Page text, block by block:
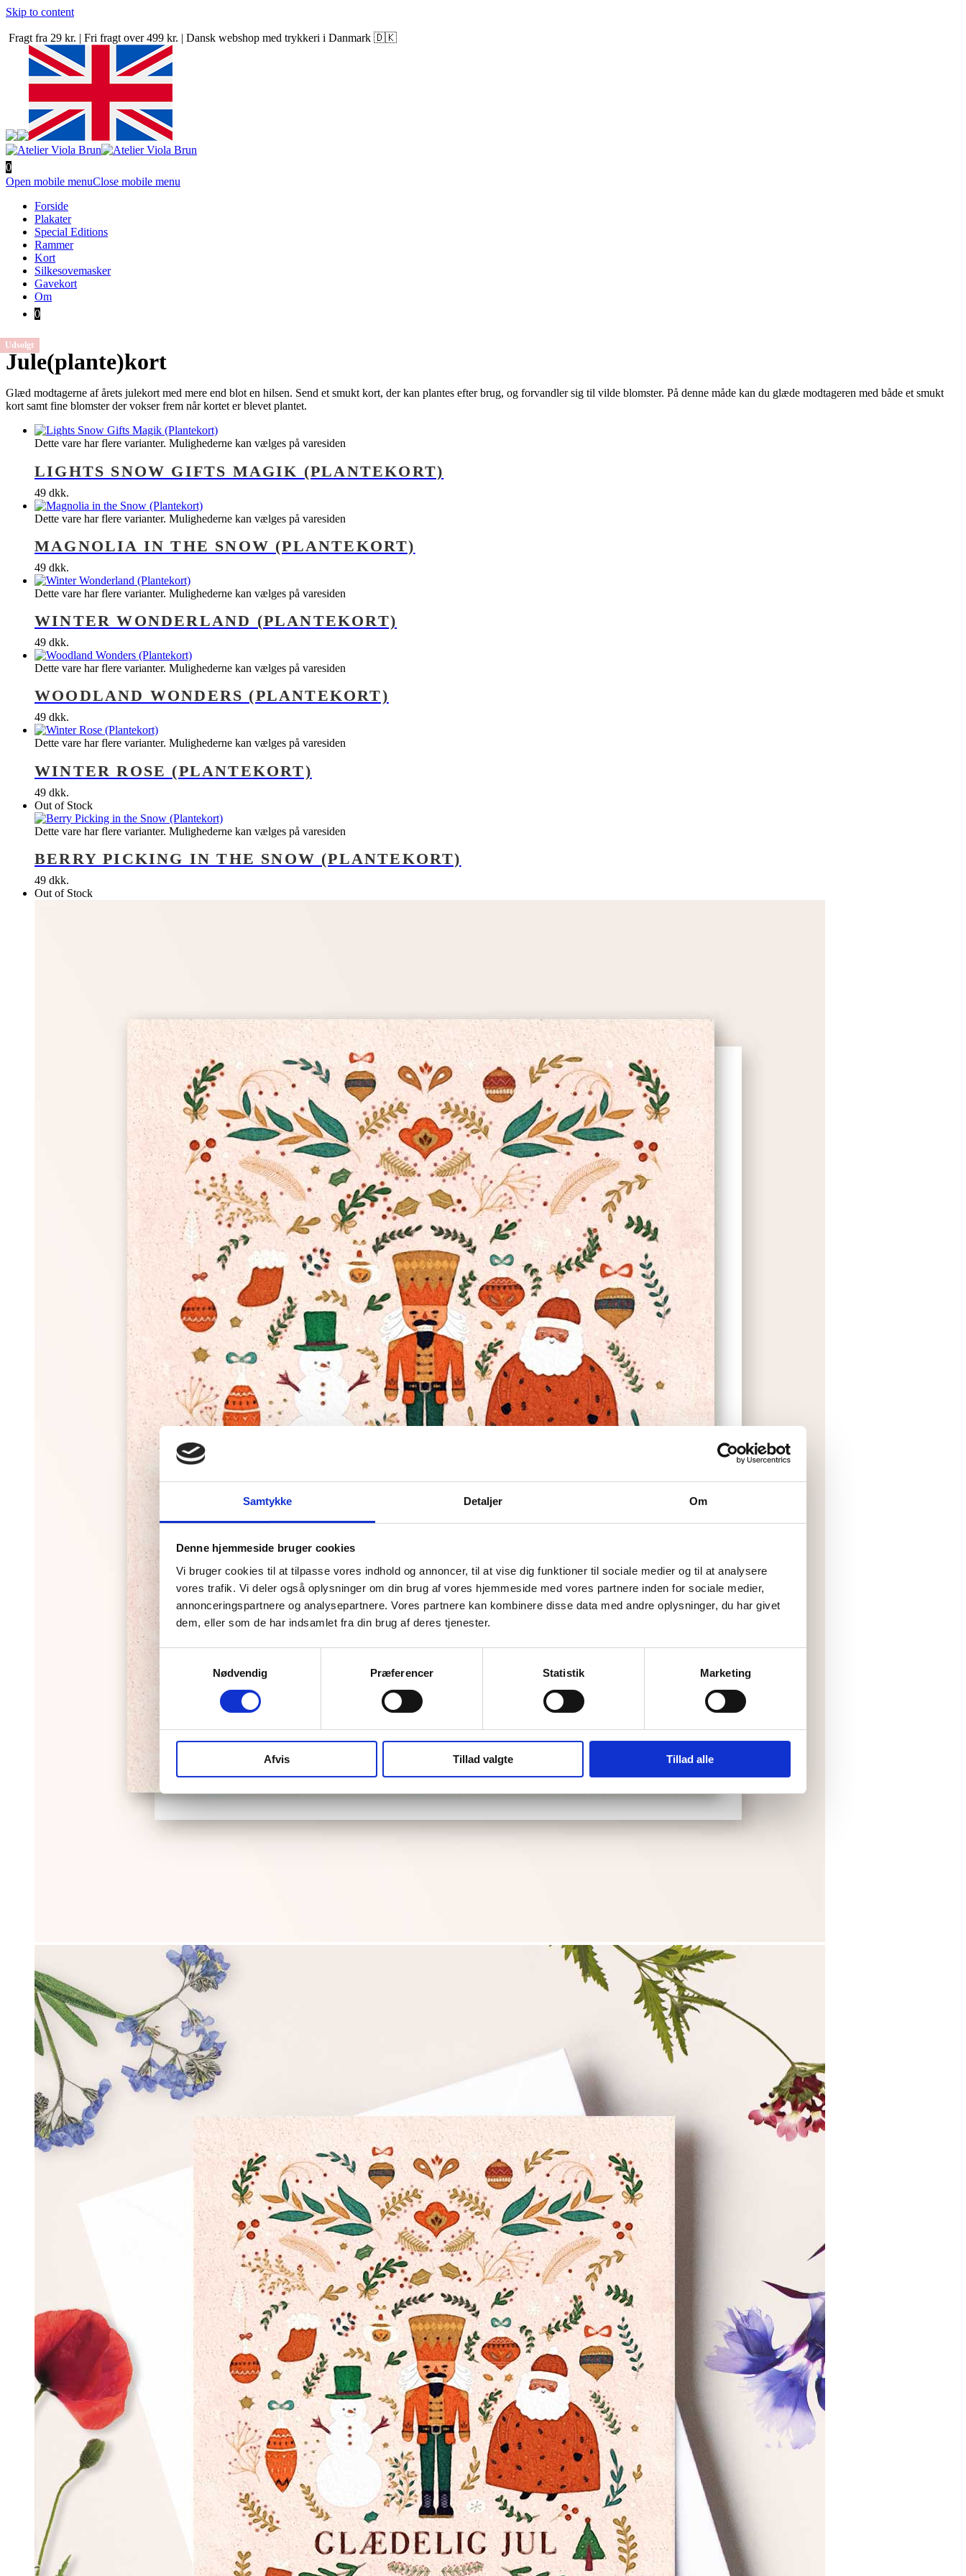
Samtykke Detaljer Om
Denne hjemmeside bruger cookies
Vi bruger cookies til at tilpasse vores indhold og annoncer, til at vise dig funktioner til sociale medier og til at analysere
vores trafik. Vi deler også oplysninger om din brug af vores hjemmeside med vores partnere inden for sociale medier,
annonceringspartnere og analysepartnere. Vores partnere kan kombinere disse data med andre oplysninger, du har givet
dem, eller som de har indsamlet fra din brug af deres tjenester.
Nødvendig
Præferencer Statistik Marketing
Afvis Tillad valgte Tillad alle
Skip to content
Fragt fra 29 kr. | Fri fragt over 499 kr. | Dansk webshop med trykkeri i Danmark 🇩🇰
0
Open mobile menuClose mobile menu
Forside
Plakater
Special Editions
Rammer
Kort
Silkesovemasker
Gavekort
Om
0
Jule(plante)kort
Glæd modtagerne af årets julekort med mere end blot en hilsen. Send et smukt kort, der kan plantes efter brug, og forvandler sig til vilde blomster. På denne måde kan du glæde modtageren med både et smukt
kort samt fine blomster der vokser frem når kortet er blevet plantet.
Dette vare har flere varianter. Mulighederne kan vælges på varesiden
LIGHTS SNOW GIFTS MAGIK (PLANTEKORT)
49 dkk.
Dette vare har flere varianter. Mulighederne kan vælges på varesiden
MAGNOLIA IN THE SNOW (PLANTEKORT)
49 dkk.
Dette vare har flere varianter. Mulighederne kan vælges på varesiden
WINTER WONDERLAND (PLANTEKORT)
49 dkk.
Dette vare har flere varianter. Mulighederne kan vælges på varesiden
WOODLAND WONDERS (PLANTEKORT)
49 dkk.
Dette vare har flere varianter. Mulighederne kan vælges på varesiden
WINTER ROSE (PLANTEKORT)
49 dkk.
Out of Stock
Udsolgt
Dette vare har flere varianter. Mulighederne kan vælges på varesiden
BERRY PICKING IN THE SNOW (PLANTEKORT)
49 dkk.
Out of Stock
Udsolgt
Udsolgt